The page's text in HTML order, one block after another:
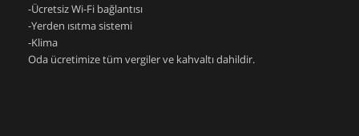
-Ücretsiz Wi-Fi bağlantısı
-Yerden ısıtma sistemi
-Klima
Oda ücretimize tüm vergiler ve kahvaltı dahildir.